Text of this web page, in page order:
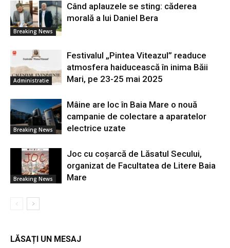
Breaking News
Când aplauzele se sting: căderea
morală a lui Daniel Bera
Administratie
Festivalul „Pintea Viteazul” readuce
atmosfera haiducească în inima Băii
Mari, pe 23-25 mai 2025
Breaking News
Mâine are loc în Baia Mare o nouă
campanie de colectare a aparatelor
electrice uzate
Breaking News
Joc cu coșarcă de Lăsatul Secului,
organizat de Facultatea de Litere Baia
Mare
LĂSAȚI UN MESAJ